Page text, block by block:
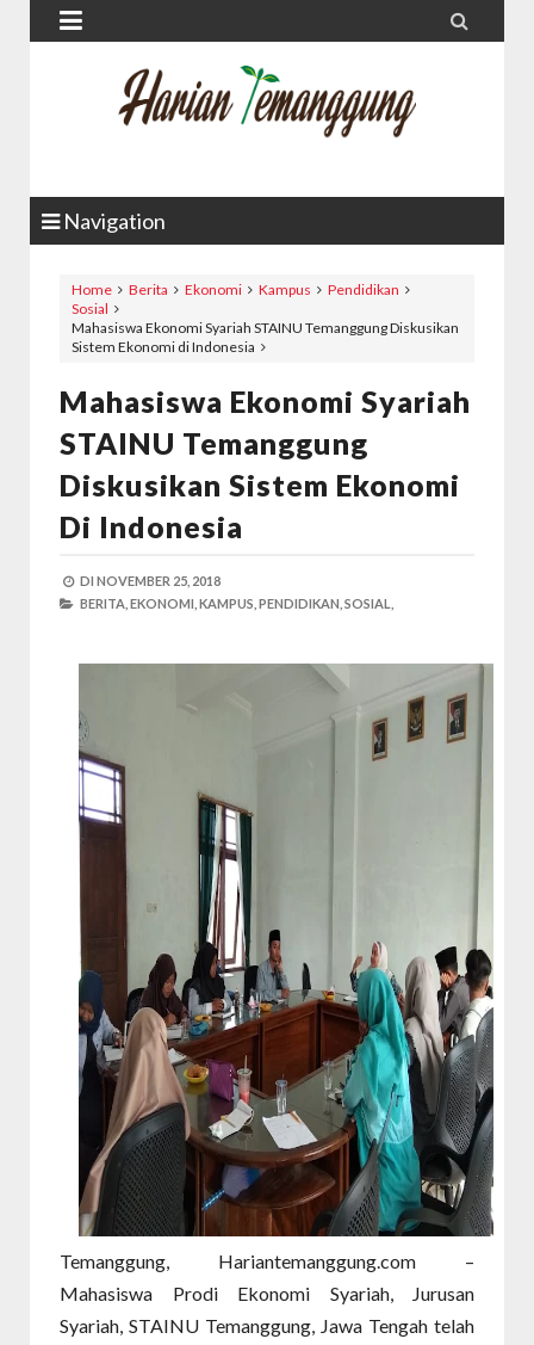
 
Navigation
Home Berita Ekonomi Kampus
Pendidikan
Sosial
Mahasiswa Ekonomi Syariah STAINU Temanggung Diskusikan
Sistem Ekonomi di Indonesia
Mahasiswa Ekonomi Syariah
STAINU Temanggung
Diskusikan Sistem Ekonomi
Di Indonesia
DI NOVEMBER 25, 2018
BERITA, EKONOMI, KAMPUS, PENDIDIKAN, SOSIAL,
Temanggung, Hariantemanggung.com –
Mahasiswa Prodi Ekonomi Syariah, Jurusan
Syariah, STAINU Temanggung, Jawa Tengah telah